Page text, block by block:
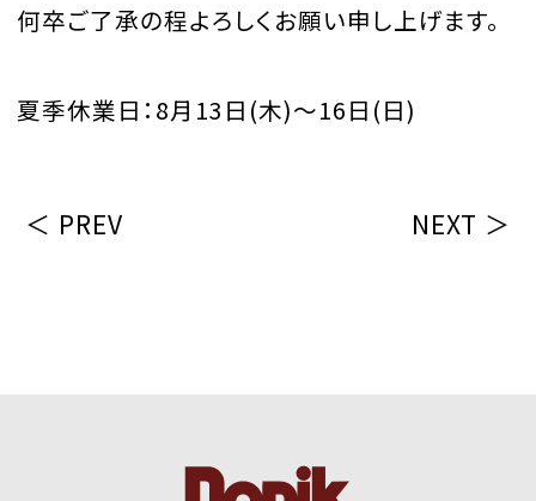
何卒ご了承の程よろしくお願い申し上げます。
夏季休業日：8月13日(木)～16日(日)
＜ PREV NEXT ＞